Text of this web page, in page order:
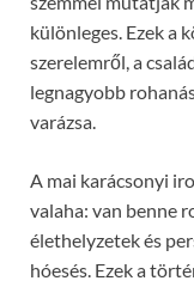
különleges. Ezek a
szerelemről, a
legnagyobb
varázsa.
A mai karácsonyi
valaha: van benne
élethelyzetek és
hóesés. Ezek a